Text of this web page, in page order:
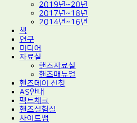
2019년~20년
2017년~18년
2014년~16년
책
연구
미디어
자료실
핸즈자료실
핸즈매뉴얼
핸즈데이 신청
AS안내
팩트체크
핸즈실험실
사이트맵